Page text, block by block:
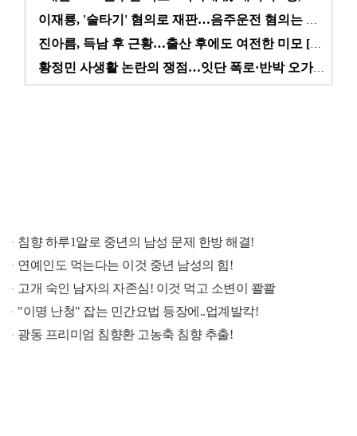
황정민 사생활 논란의 쟁점…잇단 폭로·반박 오가는 소모…